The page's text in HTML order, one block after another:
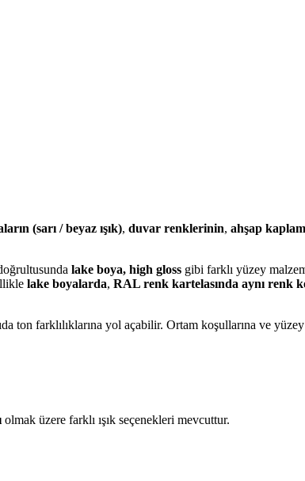
(sarı / beyaz ışık), duvar renklerinin, ahşap
lake boya, high gloss gibi farklı yüzey
lake boyalarda, RAL renk kartelasında aynı renk
ton farklılıklarına yol açabilir. Ortam koşullarına ve
olmak üzere farklı ışık seçenekleri mevcuttur.